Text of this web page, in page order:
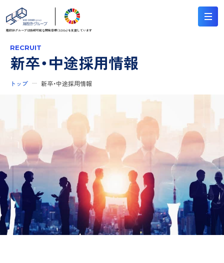
翔設計グループは持続可能な開発目標（SDGs）を支援しています
新卒・中途採用情報
RECRUIT
トップ 新卒・中途採用情報